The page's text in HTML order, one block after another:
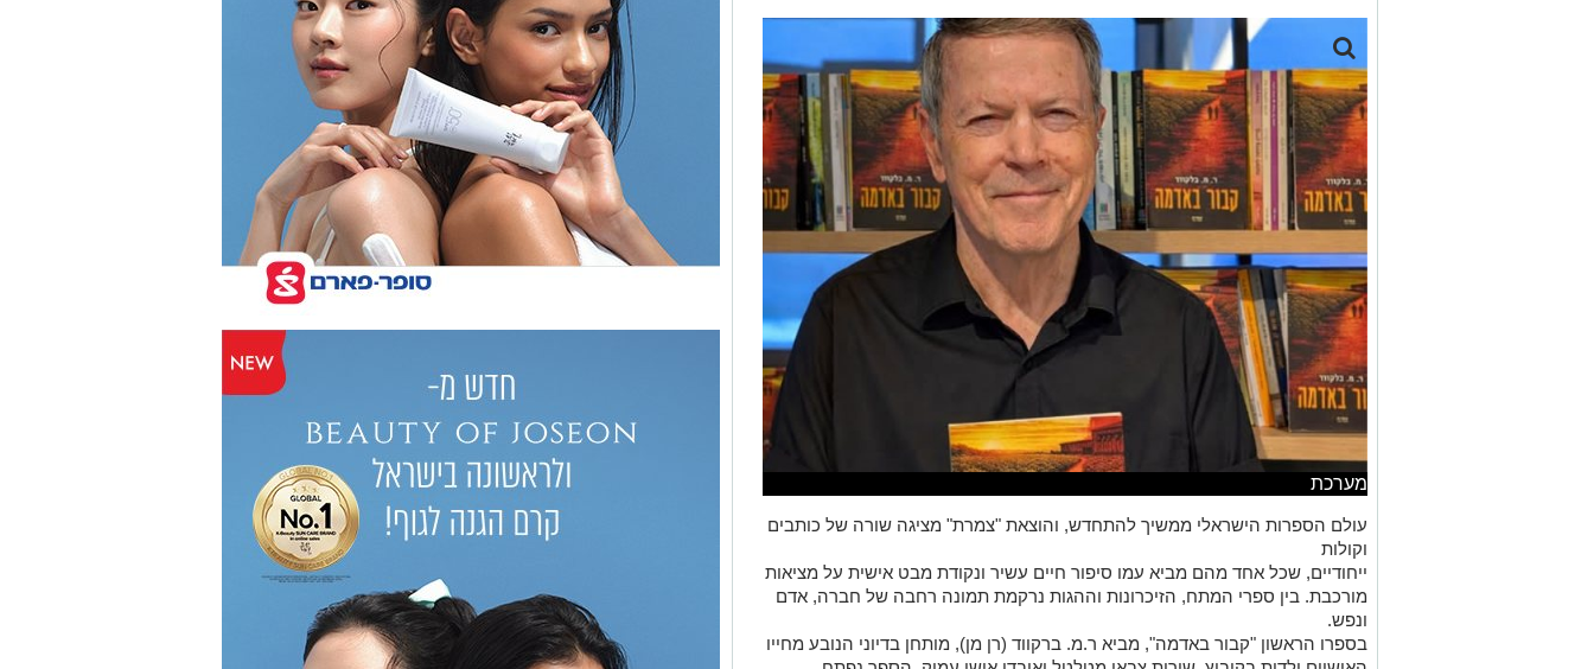
מערכת
עולם הספרות הישראלי ממשיך להתחדש, והוצאת "צמרת" מציגה שורה של כותבים
וקולות
ייחודיים, שכל אחד מהם מביא עמו סיפור חיים עשיר ונקודת מבט אישית על מציאות
מורכבת. בין ספרי המתח, הזיכרונות וההגות נרקמת תמונה רחבה של חברה, אדם
ונפש.
בספרו הראשון "קבור באדמה", מביא ר.מ. ברקווד (רן מן), מותחן בדיוני הנובע מחייו